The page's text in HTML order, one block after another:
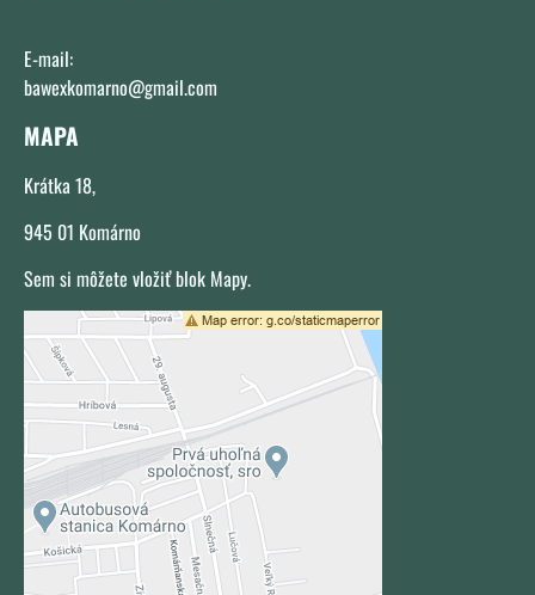
E-mail:
bawexkomarno@gmail.com
MAPA
Krátka 18,
945 01 Komárno
Sem si môžete vložiť blok Mapy.
Externý obsah je blokovaný Voľbami
súkromia
Prajete si načítať externý obsah?
Povoliť tentokrát
Povoliť a zapamätať - súhlas s